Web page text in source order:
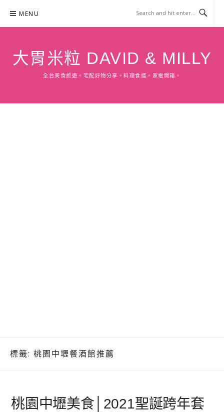
content
MENU
大胃米粒 DAVID & MILLY
全台美食旅遊。宅配好物分享。料理食譜。家電開箱。
標籤: 桃園中壢餐酒館推薦
桃園中壢美食│2021聖誕跨年套